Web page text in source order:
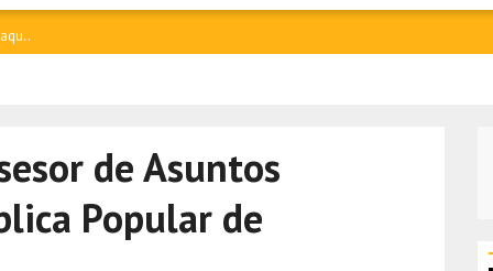
..
de Asuntos
Popular de